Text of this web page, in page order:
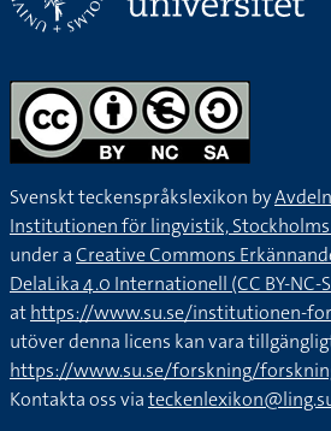
Svenskt teckenspråkslexikon by
Institutionen för lingvistik,
under aCreative Commons
DelaLika 4.0 Internationell (CC BY-NC-
athttps://www.su.se/institutionen-
utöver denna licens kan vara
https://www.su.se/forskning/
Kontakta oss via